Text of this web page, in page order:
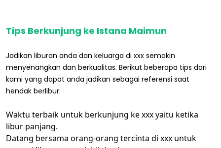
Tips Berkunjung ke Istana Maimun
Jadikan liburan anda dan keluarga di xxx semakin
menyenangkan dan berkualitas. Berikut beberapa tips dari
kami yang dapat anda jadikan sebagai referensi saat
hendak berlibur:
Waktu terbaik untuk berkunjung ke xxx yaitu ketika
libur panjang.
Datang bersama orang-orang tercinta di xxx untuk